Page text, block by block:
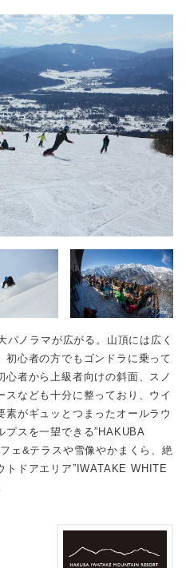
パノラマが広がる。山頂には広く
初心者の方でもゴンドラに乗って
者から上級者向けの斜面、スノ
なども十分に整っており、ウイ
がギュッとつまったオールラウ
プスを一望できる”HAKUBA
ェ&テラスや雪像やかまくら、絶
トドアエリア”IWATAKE WHITE